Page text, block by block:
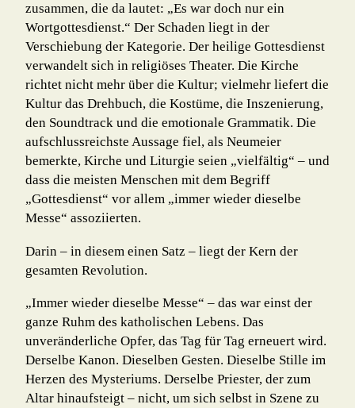
zusammen, die da lautet: „Es war doch nur ein
Wortgottesdienst.“ Der Schaden liegt in der
Verschiebung der Kategorie. Der heilige Gottesdienst
verwandelt sich in religiöses Theater. Die Kirche
richtet nicht mehr über die Kultur; vielmehr liefert die
Kultur das Drehbuch, die Kostüme, die Inszenierung,
den Soundtrack und die emotionale Gram­matik. Die
aufschlussreichste Aussage fiel, als Neumeier
bemerkte, Kirche und Liturgie seien „vielfältig“ – und
dass die meisten Menschen mit dem Begriff
„Gottesdienst“ vor allem „immer wieder dieselbe
Messe“ assoziierten.
Darin – in diesem einen Satz – liegt der Kern der
gesamten Revolution.
„Immer wieder dieselbe Messe“ – das war einst der
ganze Ruhm des katholischen Lebens. Das
unveränderliche Opfer, das Tag für Tag erneuert wird.
Derselbe Kanon. Dieselben Gesten. Dieselbe Stille im
Herzen des Mysteriums. Derselbe Priester, der zum
Altar hi­nauf­steigt – nicht, um sich selbst in Szene zu